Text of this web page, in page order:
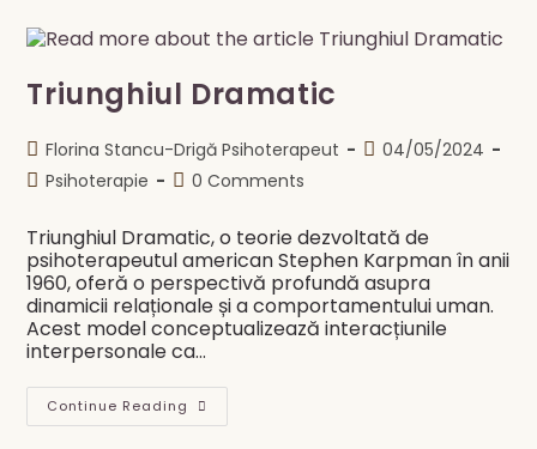
Scrisului
Triunghiul Dramatic
Post
author:
Florina Stancu-Drigă Psihoterapeut
Post04/05/2024
PostPsihoterapie
Post0 Comments
Triunghiul Dramatic, o teorie dezvoltată de
psihoterapeutul american Stephen Karpman în anii
1960, oferă o perspectivă profundă asupra
dinamicii relaționale și a comportamentului uman.
Acest model conceptualizează interacțiunile
interpersonale ca…
Continue Reading Triunghiul
Dramatic